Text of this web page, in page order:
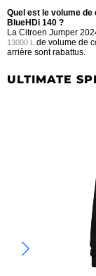
Quel est le volume de
BlueHDi 140 ?
La Citroen Jumper
13000 L de volume de
arrière sont rabattus.
ULTIMATE